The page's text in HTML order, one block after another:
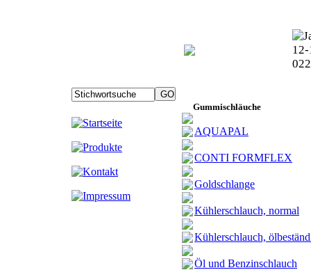
Gummischläuche
AQUAPAL
CONTI FORMFLEX
Goldschlange
Kühlerschlauch, normal
Kühlerschlauch,
Öl und Benzinschlauch